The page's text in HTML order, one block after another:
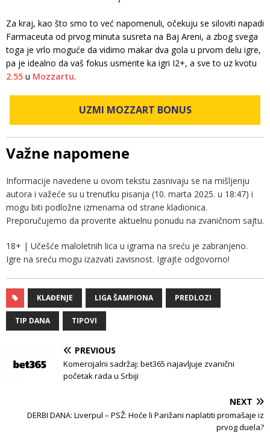
Za kraj, kao što smo to već napomenuli, očekuju se siloviti napadi
Farmaceuta od prvog minuta susreta na Baj Areni, a zbog svega
toga je vrlo moguće da vidimo makar dva gola u prvom delu igre,
pa je idealno da vaš fokus usmerite ka igri I2+, a sve to uz kvotu
2.55 u Mozzartu.
UZMI MOZZART BONUS
Važne napomene
Informacije navedene u ovom tekstu zasnivaju se na mišljenju
autora i važeće su u trenutku pisanja (10. marta 2025. u 18:47) i
mogu biti podložne izmenama od strane kladionica.
Preporučujemo da proverite aktuelnu ponudu na zvaničnom sajtu.
18+ | Učešće maloletnih lica u igrama na sreću je zabranjeno.
Igre na sreću mogu izazvati zavisnost. Igrajte odgovorno!
KLAĐENJE LIGA ŠAMPIONA PREDLOZI
TIP DANA TIPOVI
PREVIOUS
Komercijalni sadržaj: bet365 najavljuje zvanični
početak rada u Srbiji
NEXT
DERBI DANA: Liverpul – PSŽ: Hoće li Parižani naplatiti promašaje iz
prvog duela?